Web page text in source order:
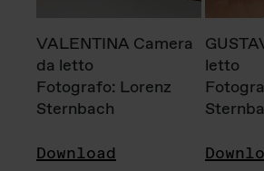
VALENTINA Camera
da letto
Fotografo: Lorenz
Sternbach
Download
letto